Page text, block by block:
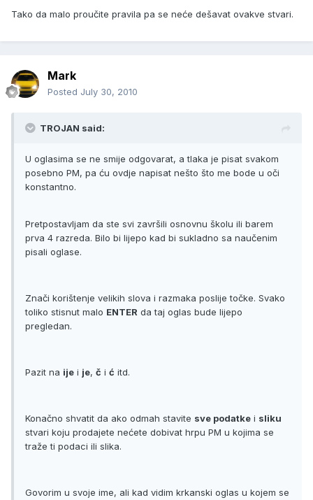
Tako da malo proučite pravila pa se neće dešavat ovakve stvari.
Mark
Posted July 30, 2010
TROJAN said:
U oglasima se ne smije odgovarat, a tlaka je pisat svakom
posebno PM, pa ću ovdje napisat nešto što me bode u oči
konstantno.
Pretpostavljam da ste svi završili osnovnu školu ili barem
prva 4 razreda. Bilo bi lijepo kad bi sukladno sa naučenim
pisali oglase.
Znači korištenje velikih slova i razmaka poslije točke. Svako
toliko stisnut malo ENTER da taj oglas bude lijepo
pregledan.
Pazit na ije i je, č i ć itd.
Konačno shvatit da ako odmah stavite sve podatke i sliku
stvari koju prodajete nećete dobivat hrpu PM u kojima se
traže ti podaci ili slika.
Govorim u svoje ime, ali kad vidim krkanski oglas u kojem se